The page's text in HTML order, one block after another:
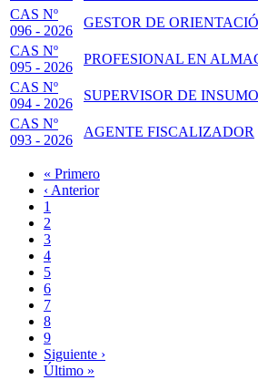
CAS Nº
096 - 2026
GESTOR DE
CAS Nº
095 - 2026
PROFESIONAL EN
CAS Nº
094 - 2026
SUPERVISOR DE
CAS Nº
093 - 2026
AGENTE FISCALIZADOR
Paginación
Primera
página
« Primero
Página
anterior
‹ Anterior
Page
1
Página
actual
2
Page
3
Page
4
Page
5
Page
6
Page
7
Page
8
Page
9
Siguiente
página
Siguiente ›
Última
Último »